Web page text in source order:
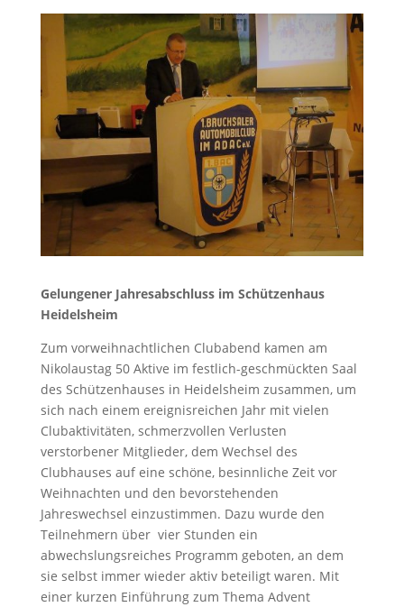
Gelungener Jahresabschluss im Schützenhaus
Heidelsheim
Zum vorweihnachtlichen Clubabend kamen am
Nikolaustag 50 Aktive im festlich-geschmückten Saal
des Schützenhauses in Heidelsheim zusammen, um
sich nach einem ereignisreichen Jahr mit vielen
Clubaktivitäten, schmerzvollen Verlusten
verstorbener Mitglieder, dem Wechsel des
Clubhauses auf eine schöne, besinnliche Zeit vor
Weihnachten und den bevorstehenden
Jahreswechsel einzustimmen. Dazu wurde den
Teilnehmern über vier Stunden ein
abwechslungsreiches Programm geboten, an dem
sie selbst immer wieder aktiv beteiligt waren. Mit
einer kurzen Einführung zum Thema Advent